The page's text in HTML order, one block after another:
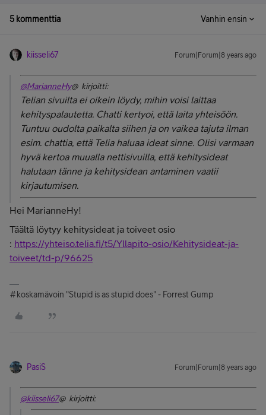
5 kommenttia Vanhin ensin
kiisseli67 Forum|Forum|8 years ago
@MarianneHy@ kirjoitti:
Telian sivuilta ei oikein löydy, mihin voisi laittaa
kehityspalautetta. Chatti kertyoi, että laita yhteisöön.
Tuntuu oudolta paikalta siihen ja on vaikea tajuta ilman
esim. chattia, että Telia haluaa ideat sinne. Olisi varmaan
hyvä kertoa muualla nettisivuilla, että kehitysideat
halutaan tänne ja kehitysidean antaminen vaatii
kirjautumisen.
Hei MarianneHy!
Täältä löytyy kehitysideat ja toiveet osio
: https://yhteiso.telia.fi/t5/Yllapito-osio/Kehitysideat-ja-
toiveet/td-p/96625
#koskamävoin "Stupid is as stupid does" - Forrest Gump
PasiS Forum|Forum|8 years ago
@kiisseli67@ kirjoitti: